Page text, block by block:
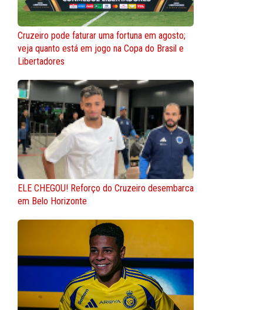
Cruzeiro pode faturar uma fortuna em agosto;
veja quanto está em jogo na Copa do Brasil e
Libertadores
ELE CHEGOU! Reforço do Cruzeiro desembarca
em Belo Horizonte